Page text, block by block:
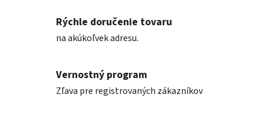
Rýchle doručenie tovaru
na akúkoľvek adresu.
Vernostný program
Zľava pre registrovaných zákazníkov